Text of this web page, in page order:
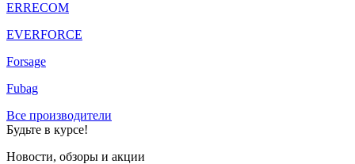
ERRECOM
EVERFORCE
Forsage
Fubag
Все производители
Будьте в курсе!
Новости, обзоры и акции